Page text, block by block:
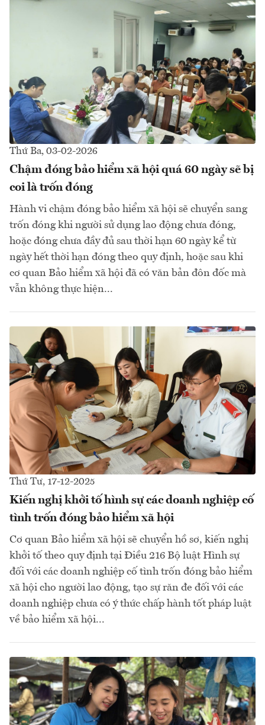
Thứ Ba, 03-02-2026
Chậm đóng bảo hiểm xã hội quá 60 ngày sẽ bị
coi là trốn đóng
Hành vi chậm đóng bảo hiểm xã hội sẽ chuyển sang
trốn đóng khi người sử dụng lao động chưa đóng,
hoặc đóng chưa đầy đủ sau thời hạn 60 ngày kể từ
ngày hết thời hạn đóng theo quy định, hoặc sau khi
cơ quan Bảo hiểm xã hội đã có văn bản đôn đốc mà
vẫn không thực hiện...
Thứ Tư, 17-12-2025
Kiến nghị khởi tố hình sự các doanh nghiệp cố
tình trốn đóng bảo hiểm xã hội
Cơ quan Bảo hiểm xã hội sẽ chuyển hồ sơ, kiến nghị
khởi tố theo quy định tại Điều 216 Bộ luật Hình sự
đối với các doanh nghiệp cố tình trốn đóng bảo hiểm
xã hội cho người lao động, tạo sự răn đe đối với các
doanh nghiệp chưa có ý thức chấp hành tốt pháp luật
về bảo hiểm xã hội...